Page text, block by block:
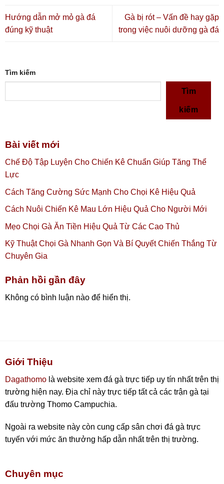
Hướng dẫn mở mỏ gà đá
đúng kỹ thuật
Gà bị rót – Vấn đề hay gặp
trong việc nuôi dưỡng gà đá
Tìm kiếm
Tìm
kiếm
Bài viết mới
Chế Độ Tập Luyện Cho Chiến Kê Chuẩn Giúp Tăng Thể
Lực
Cách Tăng Cường Sức Mạnh Cho Chọi Kê Hiệu Quả
Cách Nuôi Chiến Kê Mau Lớn Hiệu Quả Cho Người Mới
Mẹo Chọi Gà Ăn Tiền Hiệu Quả Từ Các Cao Thủ
Kỹ Thuật Chọi Gà Nhanh Gọn Và Bí Quyết Chiến Thắng Từ
Chuyên Gia
Phản hồi gần đây
Không có bình luận nào để hiển thị.
Giới Thiệu
Dagathomo là website xem đá gà trực tiếp uy tín nhất trên thị
trường hiện nay. Địa chỉ này trực tiếp tất cả các trận gà tại
đấu trường Thomo Campuchia.
Ngoài ra website này còn cung cấp sân chơi đá gà trực
tuyến với mức ăn thưởng hấp dẫn nhất trên thị trường.
Chuyên mục